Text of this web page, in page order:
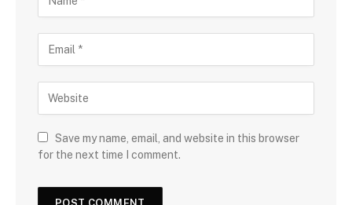
Save my name, email, and website in this browser
for the next time I comment.